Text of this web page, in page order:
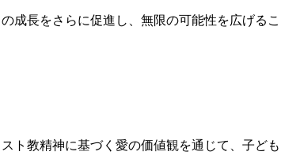
成長をさらに促進し、無限の可能性を広げるこ
ト教精神に基づく愛の価値観を通じて、子ども